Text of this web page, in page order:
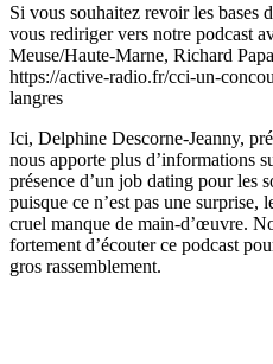
Si vous souhaitez revoir les bases
vous rediriger vers notre podcast
Meuse/Haute-Marne, Richard
https://active-radio.fr/cci-un-
langres
Ici, Delphine Descorne-Jeanny,
nous apporte plus d’informations
présence d’un job dating pour les
puisque ce n’est pas une surprise,
cruel manque de main-d’œuvre.
fortement d’écouter ce podcast
gros rassemblement.